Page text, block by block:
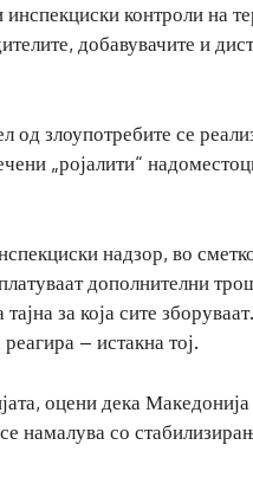
инспекциски контроли на
добавувачите и
од злоупотребите се
„ројалити“
надзор, во
дополнителни
за која сите
– истакна тој.
оцени дека
намалува со